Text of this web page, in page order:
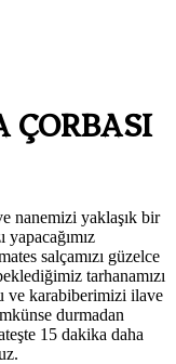
nanemizi yaklaşık bir
salçamızı güzelce
tarhanamızı
ve karabiberimizi ilave
durmadan
15 dakika daha